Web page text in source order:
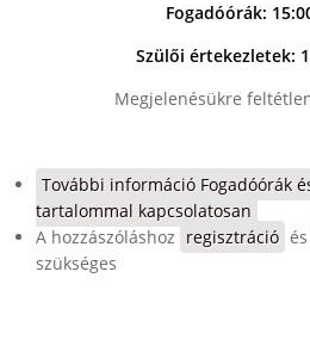
Fogadóórák:
Szülői értekezletek:
Megjelenésükre
További információ Fogadóórák
tartalommal kapcsolatosan
A hozzászóláshoz regisztráció és
szükséges